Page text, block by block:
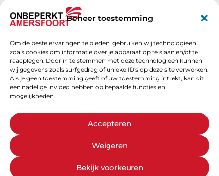
Beheer toestemming
Om de beste ervaringen te bieden, gebruiken wij technologieën
zoals cookies om informatie over je apparaat op te slaan en/of te
raadplegen. Door in te stemmen met deze technologieën kunnen
wij gegevens zoals surfgedrag of unieke ID's op deze site verwerken.
Als je geen toestemming geeft of uw toestemming intrekt, kan dit
een nadelige invloed hebben op bepaalde functies en
mogelijkheden.
Accepteren
Weigeren
Bekijk voorkeuren
Achternaam*
E-mail*
Schrijf je nu in